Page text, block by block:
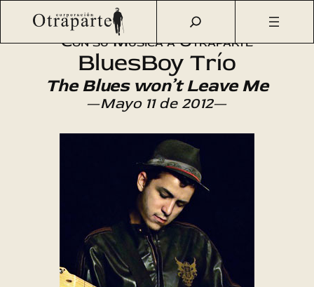
Saltar
Otraparte.org /Agenda Cultural Música Concierto
Con su Música a Otraparte
BluesBoy Trío
The Blues won’t Leave Me
—Mayo 11 de 2012—